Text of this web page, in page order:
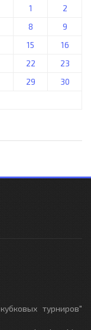
1
2
8
9
15
16
22
23
29
30
турниров"